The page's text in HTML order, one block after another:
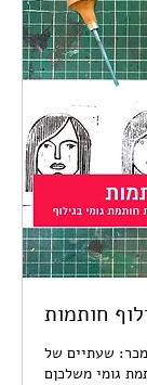
חותמות
שעתיים של
גומי משלכןם